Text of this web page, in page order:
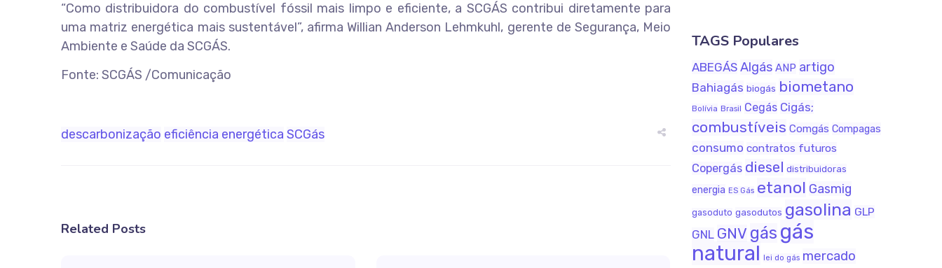
“Como distribuidora do combustível fóssil mais limpo e eficiente, a SCGÁS contribui diretamente para
uma matriz energética mais sustentável”, afirma Willian Anderson Lehmkuhl, gerente de Segurança, Meio
Ambiente e Saúde da SCGÁS.
Fonte: SCGÁS /Comunicação
descarbonização eficiência energética SCGás
Related Posts
TAGS Populares
ABEGÁS Algás ANP artigo
Bahiagás biogás biometano
Bolívia Brasil Cegás Cigás;
combustíveis Comgás Compagas
consumo contratos futuros
Copergás diesel distribuidoras
energia ES Gás etanol Gasmig
gasoduto gasodutos gasolina GLP
GNL GNV gás gás
natural lei do gás mercado